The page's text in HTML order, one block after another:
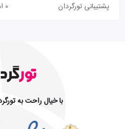
پشتیبانی تورگردان
0 امتیاز
با خیال راحت به